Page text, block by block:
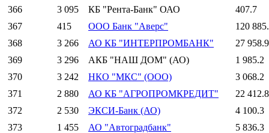
366
3 095 КБ "Рента-Банк" ОАО
407.7
367
415 ООО Банк "Аверс"
120
368
3 266 АО КБ "ИНТЕРПРОМБАНК"
27 958.9
369
3 296 АКБ "НАШ ДОМ" (АО)
1 985.2
370
3 242 НКО "МКС" (ООО)
3 068.2
371
2 880 АО КБ "АГРОПРОМКРЕДИТ"
22 412.8
372
2 530 ЭКСИ-Банк (АО)
4 100.3
373
1 455 АО "Автоградбанк"
5 836.3